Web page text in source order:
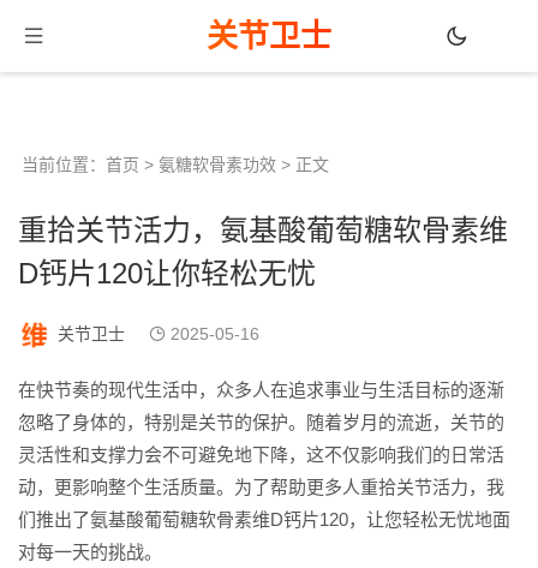
关节卫士
当前位置： 首页 > 氨糖软骨素功效 > 正文
重拾关节活力，氨基酸葡萄糖软骨素维
D钙片120让你轻松无忧
关节卫士 2025-05-16
在快节奏的现代生活中，众多人在追求事业与生活目标的逐渐
忽略了身体的，特别是关节的保护。随着岁月的流逝，关节的
灵活性和支撑力会不可避免地下降，这不仅影响我们的日常活
动，更影响整个生活质量。为了帮助更多人重拾关节活力，我
们推出了氨基酸葡萄糖软骨素维D钙片120，让您轻松无忧地面
对每一天的挑战。